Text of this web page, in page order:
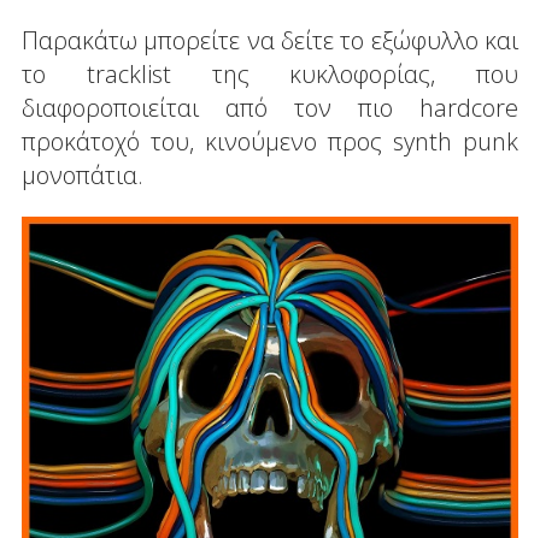
Παρακάτω μπορείτε να δείτε το εξώφυλλο και
το tracklist της κυκλοφορίας, που
διαφοροποιείται από τον πιο hardcore
προκάτοχό του, κινούμενο προς synth punk
μονοπάτια.